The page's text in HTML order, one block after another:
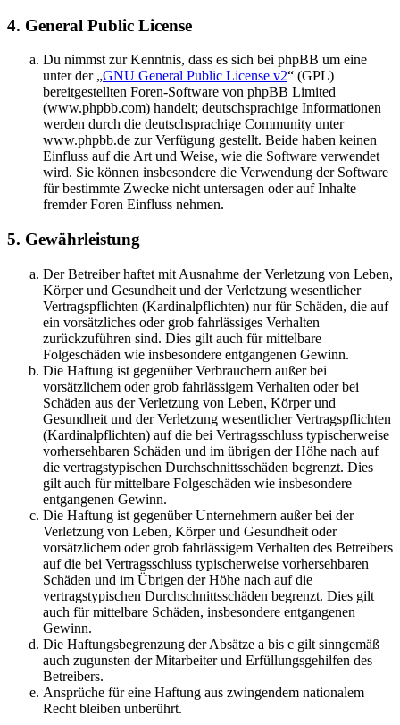
4. General Public License
Du nimmst zur Kenntnis, dass es sich bei phpBB um eine
unter der „GNU General Public License v2“ (GPL)
bereitgestellten Foren-Software von phpBB Limited
(www.phpbb.com) handelt; deutschsprachige Informationen
werden durch die deutschsprachige Community unter
www.phpbb.de zur Verfügung gestellt. Beide haben keinen
Einfluss auf die Art und Weise, wie die Software verwendet
wird. Sie können insbesondere die Verwendung der Software
für bestimmte Zwecke nicht untersagen oder auf Inhalte
fremder Foren Einfluss nehmen.
5. Gewährleistung
Der Betreiber haftet mit Ausnahme der Verletzung von Leben,
Körper und Gesundheit und der Verletzung wesentlicher
Vertragspflichten (Kardinalpflichten) nur für Schäden, die auf
ein vorsätzliches oder grob fahrlässiges Verhalten
zurückzuführen sind. Dies gilt auch für mittelbare
Folgeschäden wie insbesondere entgangenen Gewinn.
Die Haftung ist gegenüber Verbrauchern außer bei
vorsätzlichem oder grob fahrlässigem Verhalten oder bei
Schäden aus der Verletzung von Leben, Körper und
Gesundheit und der Verletzung wesentlicher Vertragspflichten
(Kardinalpflichten) auf die bei Vertragsschluss typischerweise
vorhersehbaren Schäden und im übrigen der Höhe nach auf
die vertragstypischen Durchschnittsschäden begrenzt. Dies
gilt auch für mittelbare Folgeschäden wie insbesondere
entgangenen Gewinn.
Die Haftung ist gegenüber Unternehmern außer bei der
Verletzung von Leben, Körper und Gesundheit oder
vorsätzlichem oder grob fahrlässigem Verhalten des Betreibers
auf die bei Vertragsschluss typischerweise vorhersehbaren
Schäden und im Übrigen der Höhe nach auf die
vertragstypischen Durchschnittsschäden begrenzt. Dies gilt
auch für mittelbare Schäden, insbesondere entgangenen
Gewinn.
Die Haftungsbegrenzung der Absätze a bis c gilt sinngemäß
auch zugunsten der Mitarbeiter und Erfüllungsgehilfen des
Betreibers.
Ansprüche für eine Haftung aus zwingendem nationalem
Recht bleiben unberührt.